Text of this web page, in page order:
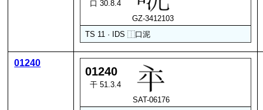
口 30.8.4
GZ-3412103
TS 11 · IDS⿰口泥
01240
01240
干 51.3.4
SAT-06176